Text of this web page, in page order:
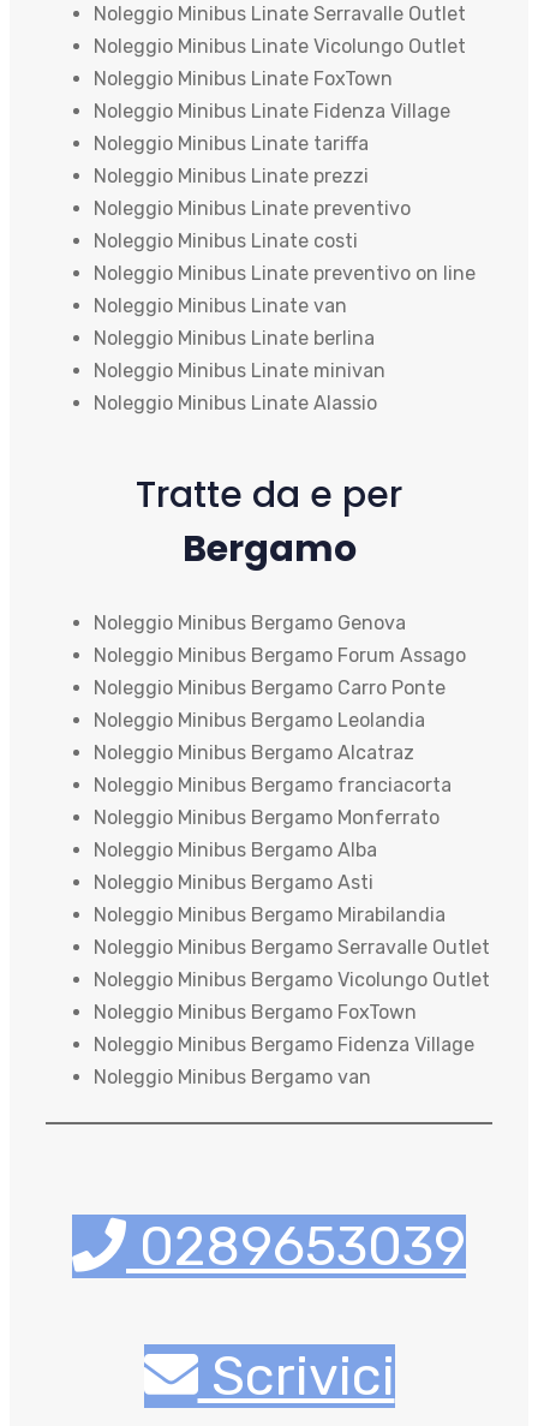
Noleggio Minibus Linate Serravalle Outlet
Noleggio Minibus Linate Vicolungo Outlet
Noleggio Minibus Linate FoxTown
Noleggio Minibus Linate Fidenza Village
Noleggio Minibus Linate tariffa
Noleggio Minibus Linate prezzi
Noleggio Minibus Linate preventivo
Noleggio Minibus Linate costi
Noleggio Minibus Linate preventivo on line
Noleggio Minibus Linate van
Noleggio Minibus Linate berlina
Noleggio Minibus Linate minivan
Noleggio Minibus Linate Alassio
Tratte da e per
Bergamo
Noleggio Minibus Bergamo Genova
Noleggio Minibus Bergamo Forum Assago
Noleggio Minibus Bergamo Carro Ponte
Noleggio Minibus Bergamo Leolandia
Noleggio Minibus Bergamo Alcatraz
Noleggio Minibus Bergamo franciacorta
Noleggio Minibus Bergamo Monferrato
Noleggio Minibus Bergamo Alba
Noleggio Minibus Bergamo Asti
Noleggio Minibus Bergamo Mirabilandia
Noleggio Minibus Bergamo Serravalle Outlet
Noleggio Minibus Bergamo Vicolungo Outlet
Noleggio Minibus Bergamo FoxTown
Noleggio Minibus Bergamo Fidenza Village
Noleggio Minibus Bergamo van
0289653039
Scrivici